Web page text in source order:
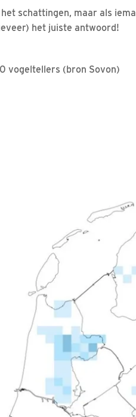
schattingen, maar als
het juiste antwoord!
vogeltellers (bron Sovon)